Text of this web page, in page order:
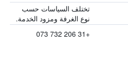
تختلف السياسات حسب
نوع الغرفة ومزود الخدمة.
+31 206 732 073